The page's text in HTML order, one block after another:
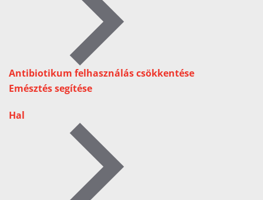
Antibiotikum felhasználás csökkentése
Emésztés segítése
Hal